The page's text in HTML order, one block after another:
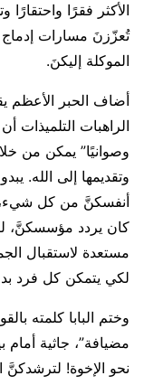
الأكثر فقرًا
تُعزّزنَ مسارات إدماج
الموكلة إليكنَ.
أضاف الحبر الأعظم
وصوانيًا” يمكن من
وتقديمها إلى الله.
أنفسكنَّ من كل شيء،
كان يردد مؤسسكنَّ،
مستعدة لاستقبال
لكي يتمكن كل فرد
مضيافة”، جاثية
نحو الإخوة!